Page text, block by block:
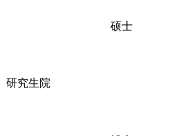
研究生院
硕士